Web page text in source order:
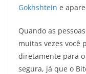
Gokhshtein e
Quando as
muitas vezes você
diretamente para o
segura, já que o